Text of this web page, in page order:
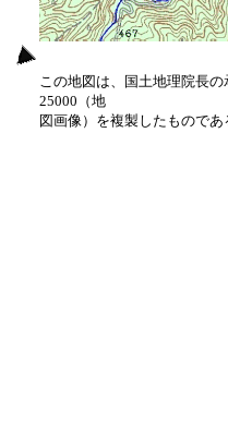
この地図は、国土地理院長
25000（地
図画像）を複製したもので